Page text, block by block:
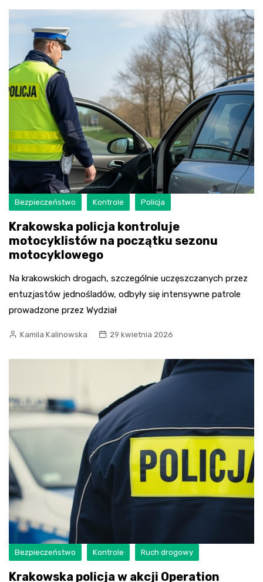
Bezpieczeństwo Kontrole Policja
Krakowska policja kontroluje
motocyklistów na początku sezonu
motocyklowego
Na krakowskich drogach, szczególnie uczęszczanych przez
entuzjastów jednośladów, odbyły się intensywne patrole
prowadzone przez Wydział
Kamila Kalinowska 29 kwietnia 2026
Bezpieczeństwo Kontrole Ruch drogowy
Krakowska policja w akcji Operation